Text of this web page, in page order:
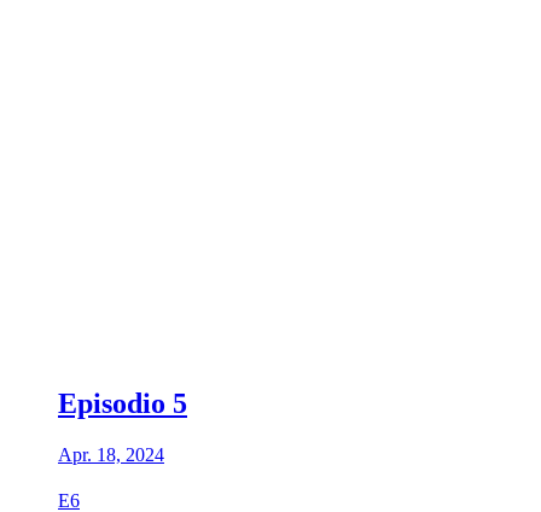
Episodio 5
Apr. 18, 2024
E6